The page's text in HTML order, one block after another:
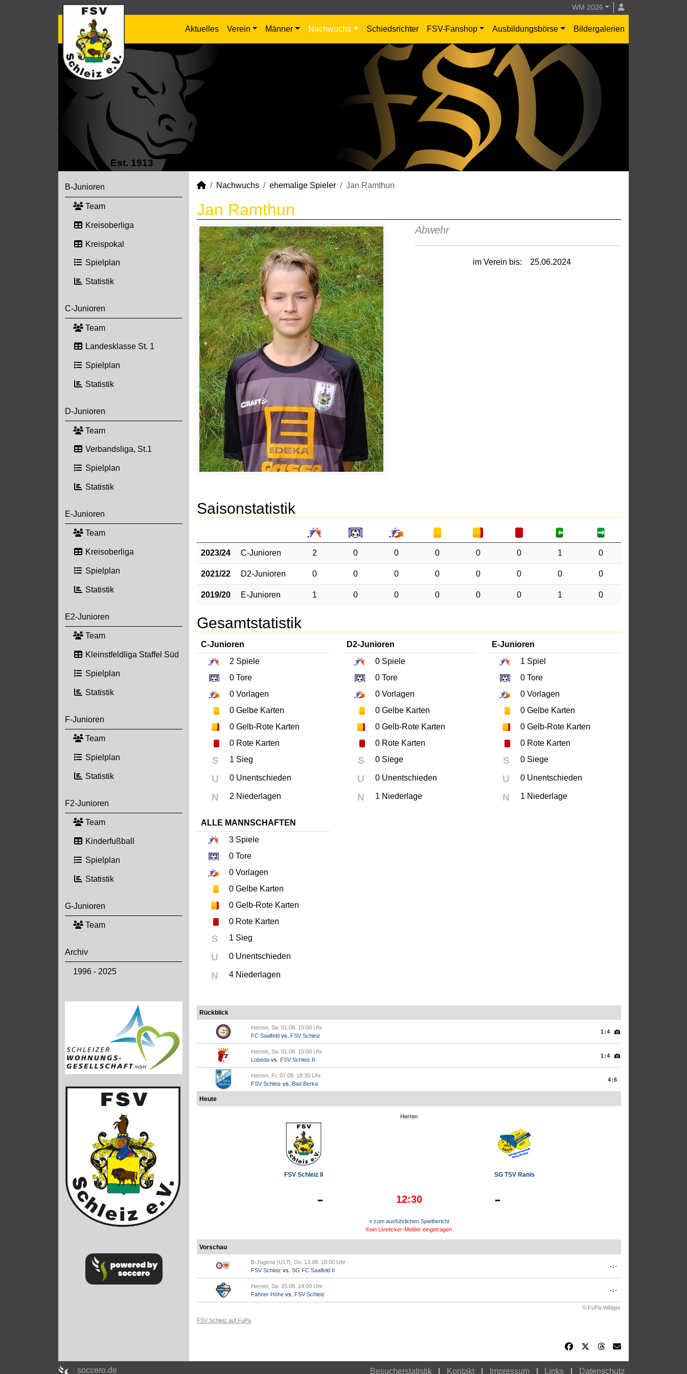
WM 2026
Aktuelles Verein Männer Nachwuchs Schiedsrichter FSV-Fanshop Ausbildungsbörse Bildergalerien
Est. 1913
B-Junioren
Team
Kreisoberliga
Kreispokal
Spielplan
Statistik
C-Junioren
Team
Landesklasse St. 1
Spielplan
Statistik
D-Junioren
Team
Verbandsliga, St.1
Spielplan
Statistik
E-Junioren
Team
Kreisoberliga
Spielplan
Statistik
E2-Junioren
Team
Kleinstfeldliga Staffel Süd
Spielplan
Statistik
F-Junioren
Team
Spielplan
Statistik
F2-Junioren
Team
Kinderfußball
Spielplan
Statistik
G-Junioren
Team
Archiv
1996 - 2025
Nachwuchs ehemalige Spieler Jan Ramthun
Jan Ramthun
Abwehr
im Verein bis: 25.06.2024
Saisonstatistik
2023/24 C-Junioren 2 0 0 0 0 0 1 0
2021/22 D2-Junioren 0 0 0 0 0 0 0 0
2019/20 E-Junioren 1 0 0 0 0 0 1 0
Gesamtstatistik
C-Junioren
2 Spiele
0 Tore
0 Vorlagen
0 Gelbe Karten
0 Gelb-Rote Karten
0 Rote Karten
S 1 Sieg
U 0 Unentschieden
N 2 Niederlagen
D2-Junioren
0Spiele
0Tore
0Vorlagen
0Gelbe Karten
0Gelb-Rote Karten
0Rote Karten
S 0 Siege
U 0 Unentschieden
N 1 Niederlage
E-Junioren
1 Spiel
0 Tore
0 Vorlagen
0 Gelbe Karten
0 Gelb-Rote Karten
0 Rote Karten
S 0 Siege
U 0 Unentschieden
N 1 Niederlage
ALLE MANNSCHAFTEN
3 Spiele
0 Tore
0 Vorlagen
0 Gelbe Karten
0 Gelb-Rote Karten
0 Rote Karten
S 1 Sieg
U 0 Unentschieden
N 4 Niederlagen
Rückblick
Herren, Sa. 01.08. 15:00 Uhr
FC Saalfeld vs. FSV Schleiz
1:4
Herren, Sa. 01.08. 15:00 Uhr
Lobeda vs. FSV Schleiz II
1:4
Herren, Fr. 07.08. 18:30 Uhr
FSV Schleiz vs. Bad Berka
4:6
Heute
Herren
FSV Schleiz II SG TSV Ranis
- 12:30 -
» zum ausführlichen Spielbericht
Kein Liveticker-Melder eingetragen
Vorschau
B-Jugend (U17), Do. 13.08. 18:00 Uhr
FSV Schleiz vs. SG FC Saalfeld II
-:-
Herren, Sa. 15.08. 14:00 Uhr
Fahner Höhe vs. FSV Schleiz
-:-
© FuPa-Widget
FSV Schleiz auf FuPa
soccero.de Besucherstatistik Kontakt Impressum Links Datenschutz